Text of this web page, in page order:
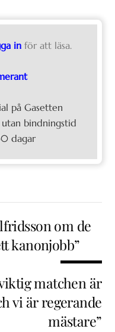
in för att läsa.
på Gasetten
bindningstid
dagar
om de
kanonjobb”
matchen är
vi är regerande
mästare”